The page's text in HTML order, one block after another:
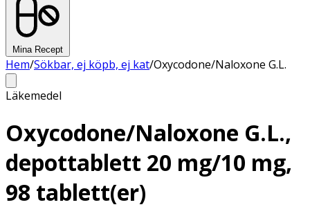
Mina Recept
Hem/Sökbar, ej köpb, ej kat/Oxycodone/Naloxone G.L.
Läkemedel
Oxycodone/Naloxone G.L.,
depottablett 20 mg/10 mg,
98 tablett(er)